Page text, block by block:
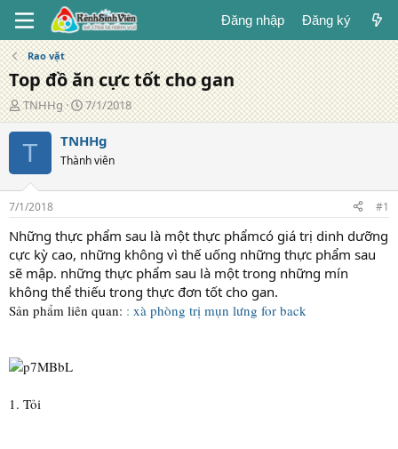
Đăng nhập Đăng ký
Rao vặt
Top đồ ăn cực tốt cho gan
T
á
c
ả
TNHHg
N
g
à
y
đ
g
7/1/2018
T TNHHg
Thành viên
7/1/2018 #1
Những thực phẩm sau là một thực phẩmcó giá trị dinh dưỡng
cực kỳ cao, những không vì thế uống những thực phẩm sau
sẽ mập. những thực phẩm sau là một trong những mín
không thể thiếu trong thực đơn tốt cho gan.
Sản phẩm liên quan: : xà phòng trị mụn lưng for back
1. Tỏi